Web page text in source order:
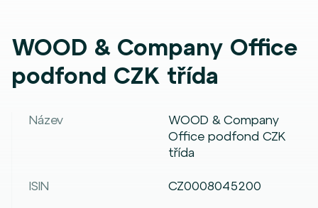
WOOD & Company Office
podfond CZK třída
Název
WOOD & Company
Office podfond CZK
třída
ISIN CZ0008045200